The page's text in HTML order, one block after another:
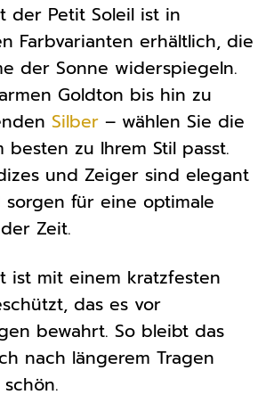
der Petit Soleil ist in
Farbvarianten erhältlich, die
der Sonne widerspiegeln.
Goldton bis hin zu
Silber – wählen Sie die
besten zu Ihrem Stil passt.
und Zeiger sind elegant
für eine optimale
Zeit.
ist mit einem kratzfesten
das es vor
bewahrt. So bleibt das
nach längerem Tragen